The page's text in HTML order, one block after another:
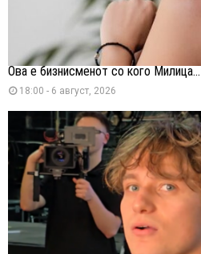
Ова е бизнисменот со кого Милица...
18:00 - 6 август, 2026